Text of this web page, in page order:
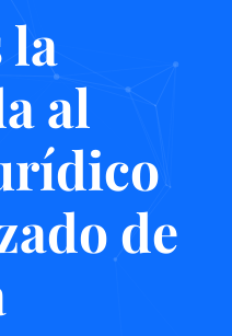
la
al
de